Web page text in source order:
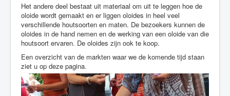
Het andere deel bestaat uit materiaal om uit te leggen hoe de
oloide wordt gemaakt en er liggen oloides in heel veel
verschillende houtsoorten en maten. De bezoekers kunnen de
oloides in de hand nemen en de werking van een oloide van die
houtsoort ervaren. De oloides zijn ook te koop.
Een overzicht van de markten waar we de komende tijd staan
ziet u op deze pagina.